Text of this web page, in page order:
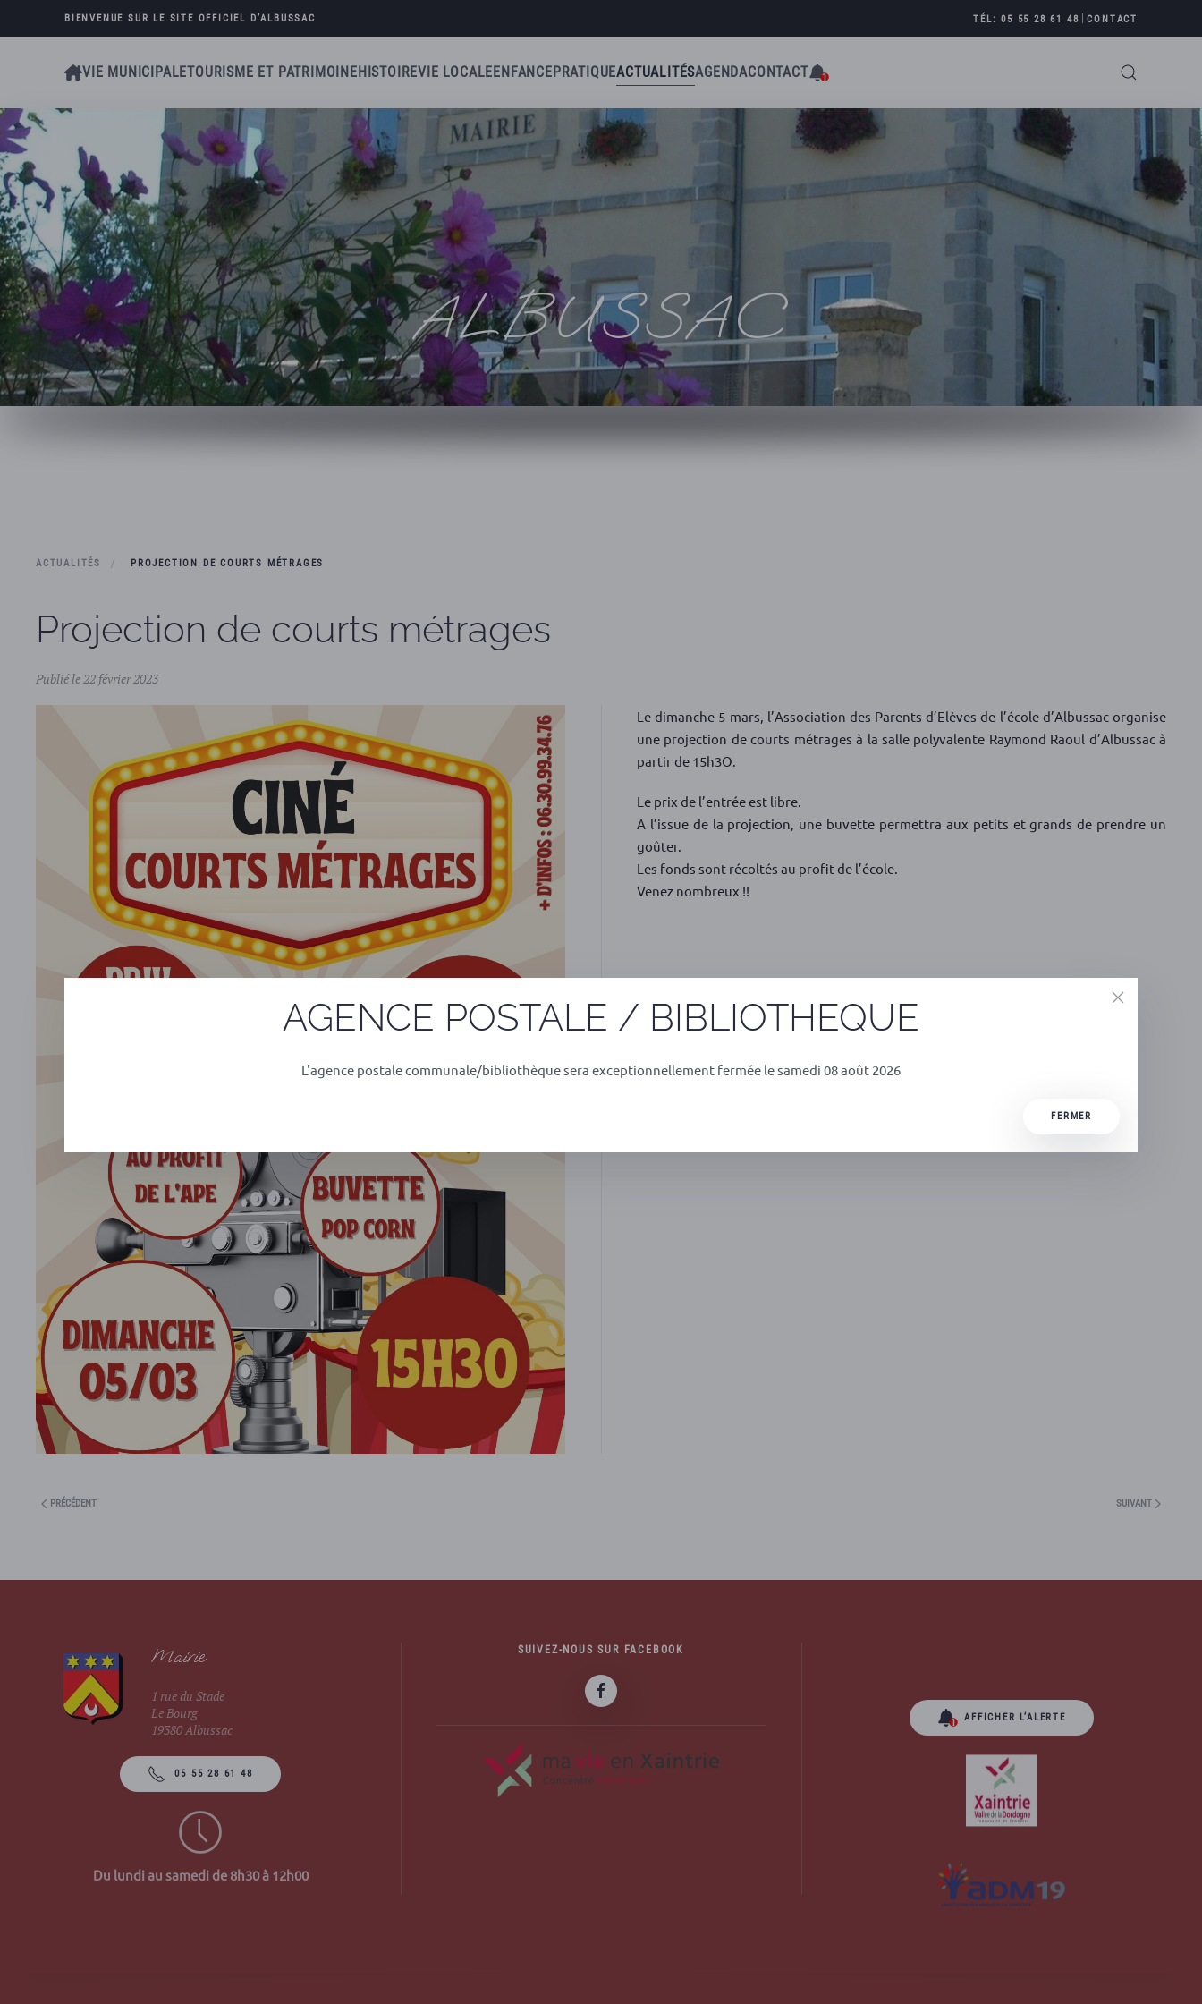
Skip to main content
BIENVENUE SUR LE SITE OFFICIEL D’ALBUSSAC TÉL: 05 55 28 61 48 |CONTACT
VIE MUNICIPALETOURISME ET PATRIMOINEHISTOIREVIE LOCALEENFANCEPRATIQUEACTUALITÉSAGENDACONTACT
ALBUSSAC
ACTUALITÉS PROJECTION DE COURTS MÉTRAGES
Projection de courts métrages
Publié le 22 février 2023
Le dimanche 5 mars, l’Association des Parents d’Elèves de l’école d’Albussac organise
une projection de courts métrages à la salle polyvalente Raymond Raoul d’Albussac à
partir de 15h3O.
Le prix de l’entrée est libre.
A l’issue de la projection, une buvette permettra aux petits et grands de prendre un
goûter.
Les fonds sont récoltés au profit de l’école.
Venez nombreux !!
PRÉCÉDENT SUIVANT
Mairie
1 rue du Stade
Le Bourg
19380 Albussac
05 55 28 61 48
Du lundi au samedi de 8h30 à 12h00
SUIVEZ-NOUS SUR FACEBOOK
AFFICHER L’ALERTE
AGENCE POSTALE / BIBLIOTHEQUE
L'agence postale communale/bibliothèque sera exceptionnellement fermée le samedi 08 août 2026
FERMER